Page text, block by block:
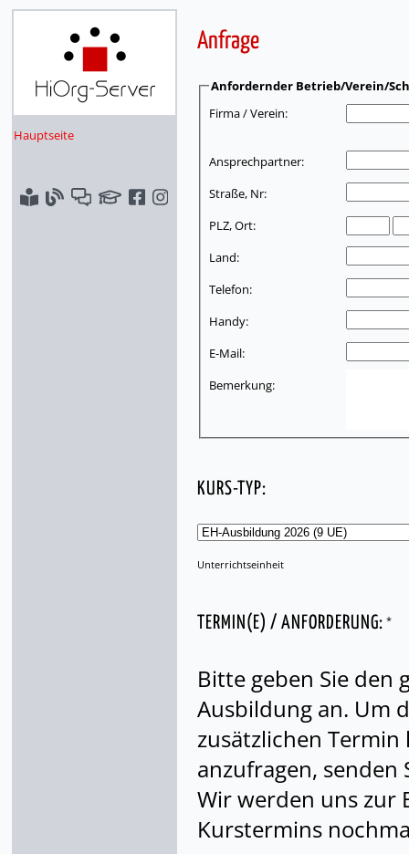
Hauptseite
Anfrage
Anfordernder Betrieb/Verein/
Firma / Verein:
Ansprechpartner:
Straße, Nr:
PLZ, Ort:
Land:
Telefon:
Handy:
E-Mail:
Bemerkung:
KURS-TYP:
Unterrichtseinheit
TERMIN(E) / ANFORDERUNG: *
Bitte geben Sie den
Ausbildung an. Um
zusätzlichen
anzufragen, senden
Wir werden uns zur
Kurstermins